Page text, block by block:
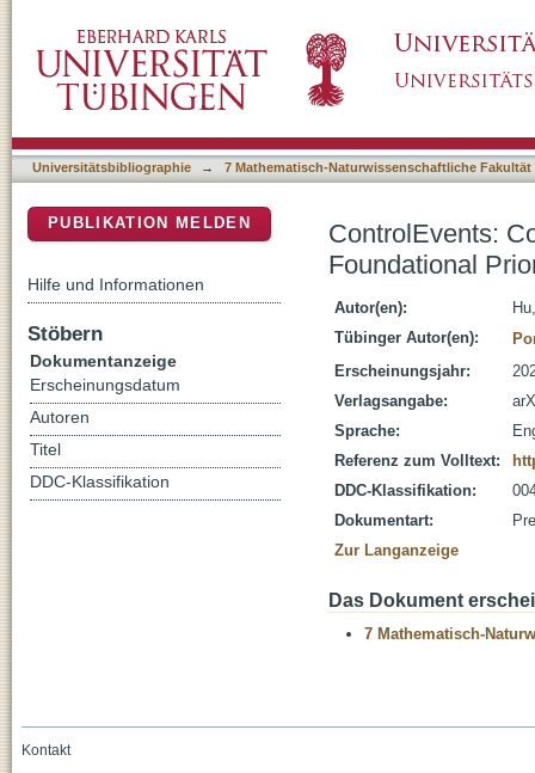
Diffusion Models
Universitätsbibliographie → 7 Mathematisch-Naturwissenschaftliche Fakultät
ControlEvents:
Foundational
Autor(en):
Tübinger Autor(en):
Erscheinungsjahr:
Verlagsangabe:
Sprache:
Referenz zum Volltext:
DDC-Klassifikation:
Dokumentart:
Zur Langanzeige
Das Dokument
7 Mathematisch-
PUBLIKATION MELDEN
Hilfe und Informationen
Stöbern
Dokumentanzeige
Erscheinungsdatum
Autoren
Titel
DDC-Klassifikation
Kontakt